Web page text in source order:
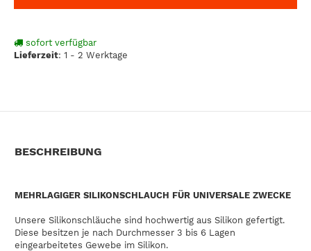
sofort verfügbar
Lieferzeit: 1 - 2 Werktage
BESCHREIBUNG
MEHRLAGIGER SILIKONSCHLAUCH FÜR UNIVERSALE ZWECKE
Unsere Silikonschläuche sind hochwertig aus Silikon gefertigt.
Diese besitzen je nach Durchmesser 3 bis 6 Lagen
eingearbeitetes Gewebe im Silikon.